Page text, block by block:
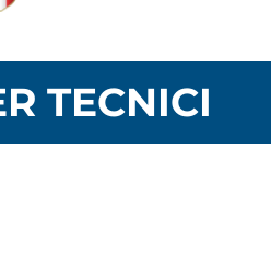
TECNICI